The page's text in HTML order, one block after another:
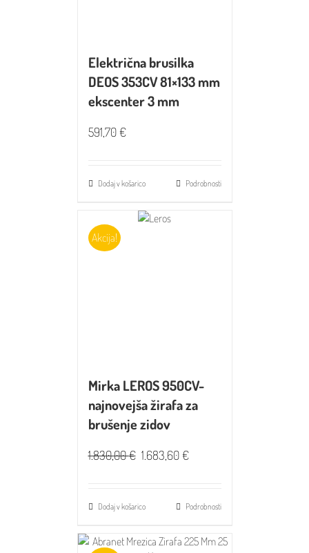
Električna brusilka
DEOS 353CV 81×133 mm
ekscenter 3 mm
591,70€
Dodaj v košarico Podrobnosti
Akcija!
Mirka LEROS 950CV-
najnovejša žirafa za
brušenje zidov
1.830,00€ 1.683,60€
Dodaj v košarico Podrobnosti